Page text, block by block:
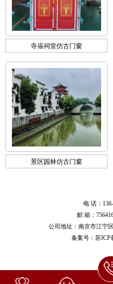
寺庙祠堂仿古门窗
景区园林仿古门窗
电 话：
邮 箱：
公司地址：南京市江宁
备案号： 苏ICP